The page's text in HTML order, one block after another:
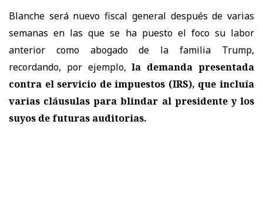
Blanche será nuevo fiscal general después de varias
semanas en las que se ha puesto el foco su labor
anterior como abogado de la familia Trump,
recordando, por ejemplo,la demanda presentada
contra el servicio de impuestos (IRS), que incluía
varias cláusulas para blindar al presidente y los
suyos de futuras auditorias.